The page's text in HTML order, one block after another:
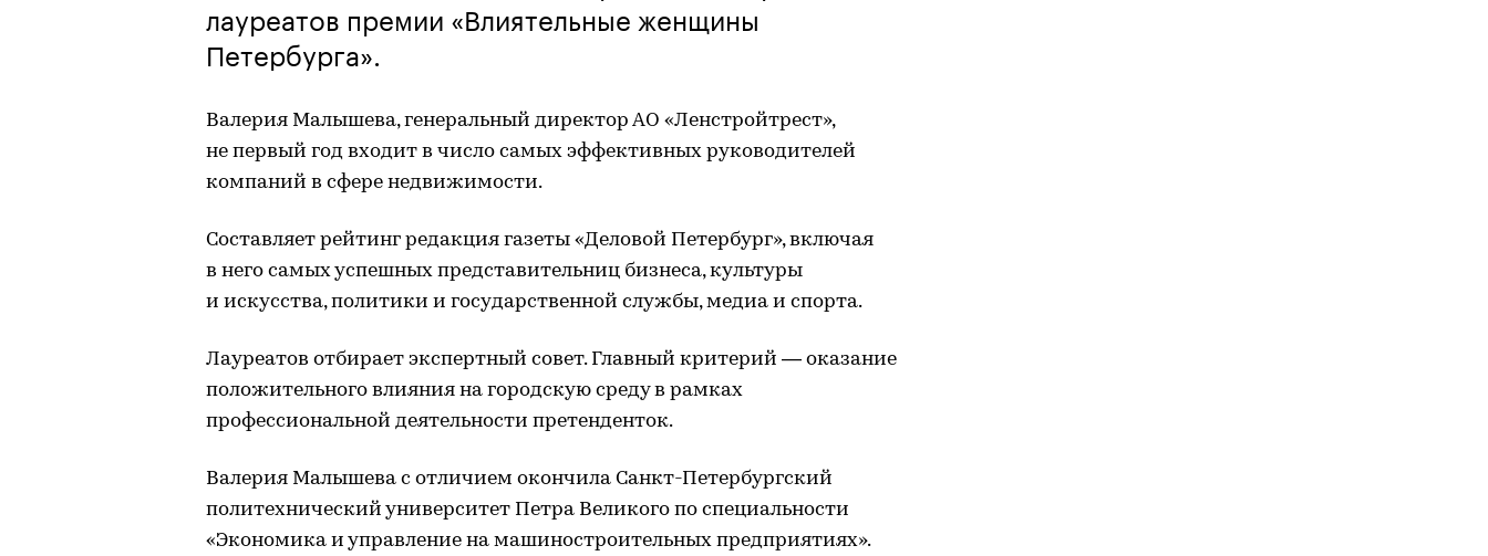
лауреатов премии «Влиятельные женщины
Петербурга».
Валерия Малышева, генеральный директор АО «Ленстройтрест»,
не первый год входит в число самых эффективных руководителей
компаний в сфере недвижимости.
Составляет рейтинг редакция газеты «Деловой Петербург», включая
в него самых успешных представительниц бизнеса, культуры
и искусства, политики и государственной службы, медиа и спорта.
Лауреатов отбирает экспертный совет. Главный критерий — оказание
положительного влияния на городскую среду в рамках
профессиональной деятельности претенденток.
Валерия Малышева с отличием окончила Санкт-Петербургский
политехнический университет Петра Великого по специальности
«Экономика и управление на машиностроительных предприятиях».